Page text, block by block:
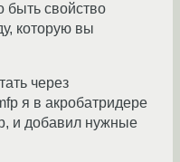
быть свойство
которую вы
через
я в акробатридере
и добавил нужные